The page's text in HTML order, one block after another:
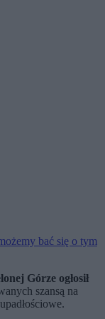
bać się o tym
Górze ogłosił
szansą na